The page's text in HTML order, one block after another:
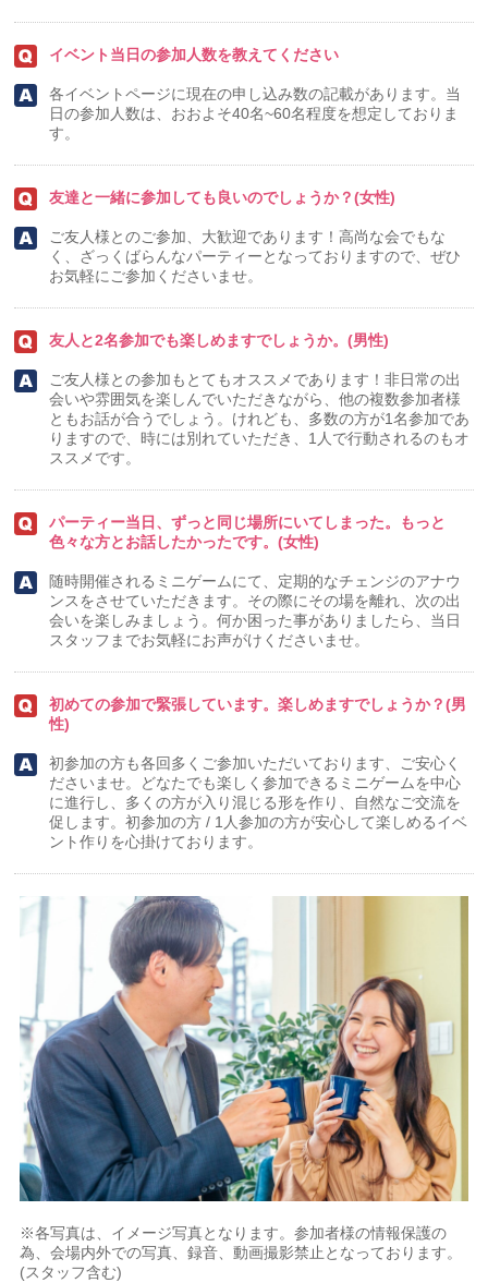
イベント当日の参加人数を教えてください
各イベントページに現在の申し込み数の記載があります。当
日の参加人数は、おおよそ40名~60名程度を想定しておりま
す。
友達と一緒に参加しても良いのでしょうか？(女性)
ご友人様とのご参加、大歓迎であります！高尚な会でもな
く、ざっくばらんなパーティーとなっておりますので、ぜひ
お気軽にご参加くださいませ。
友人と2名参加でも楽しめますでしょうか。(男性)
ご友人様との参加もとてもオススメであります！非日常の出
会いや雰囲気を楽しんでいただきながら、他の複数参加者様
ともお話が合うでしょう。けれども、多数の方が1名参加であ
りますので、時には別れていただき、1人で行動されるのもオ
ススメです。
パーティー当日、ずっと同じ場所にいてしまった。もっと
色々な方とお話したかったです。(女性)
随時開催されるミニゲームにて、定期的なチェンジのアナウ
ンスをさせていただきます。その際にその場を離れ、次の出
会いを楽しみましょう。何か困った事がありましたら、当日
スタッフまでお気軽にお声がけくださいませ。
初めての参加で緊張しています。楽しめますでしょうか？(男
性)
初参加の方も各回多くご参加いただいております、ご安心く
ださいませ。どなたでも楽しく参加できるミニゲームを中心
に進行し、多くの方が入り混じる形を作り、自然なご交流を
促します。初参加の方 / 1人参加の方が安心して楽しめるイベ
ント作りを心掛けております。
※各写真は、イメージ写真となります。参加者様の情報保護の
為、会場内外での写真、録音、動画撮影禁止となっております。
(スタッフ含む)